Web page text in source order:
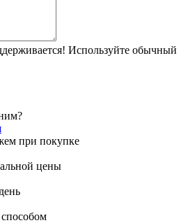
Используйте обычный
при покупке
цены